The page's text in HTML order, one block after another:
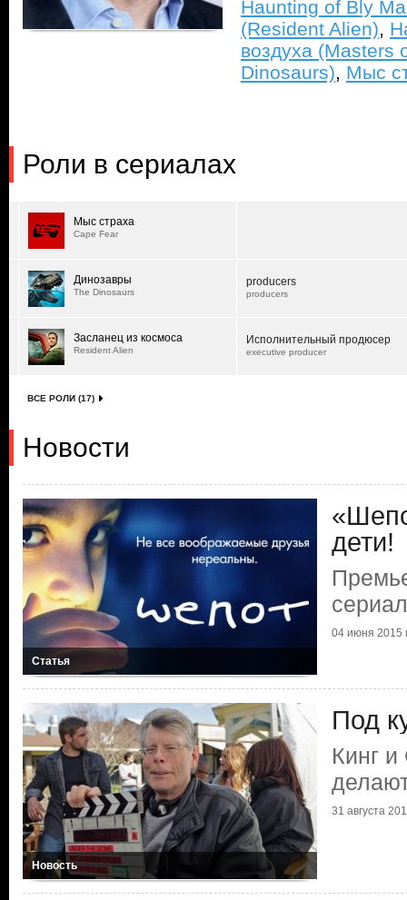
Haunting of Bly
(Resident Alien),
воздуха (Masters
Dinosaurs), Мыс
Роли в сериалах
Мыс страха
Cape Fear
Динозавры
The Dinosaurs
producers
producers
Засланец из космоса
Resident Alien
Исполнительный продюсер
executive producer
ВСЕ РОЛИ (17)
Новости
Статья
дети!
04 июня 2015
Новость
Под
Кинг
31 августа